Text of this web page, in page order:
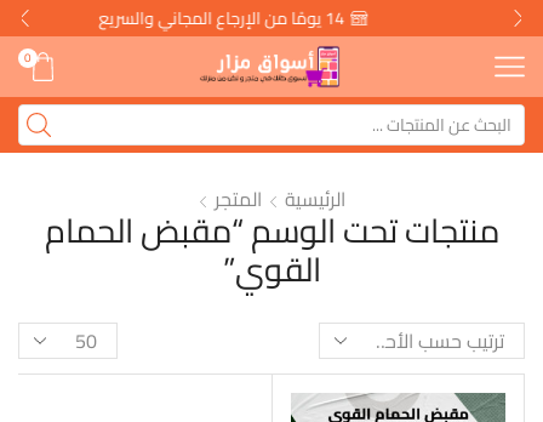
14 يومًا من الإرجاع المجاني والسريع
0
الرئيسية المتجر
منتجات تحت الوسم “مقبض الحمام
القوي”